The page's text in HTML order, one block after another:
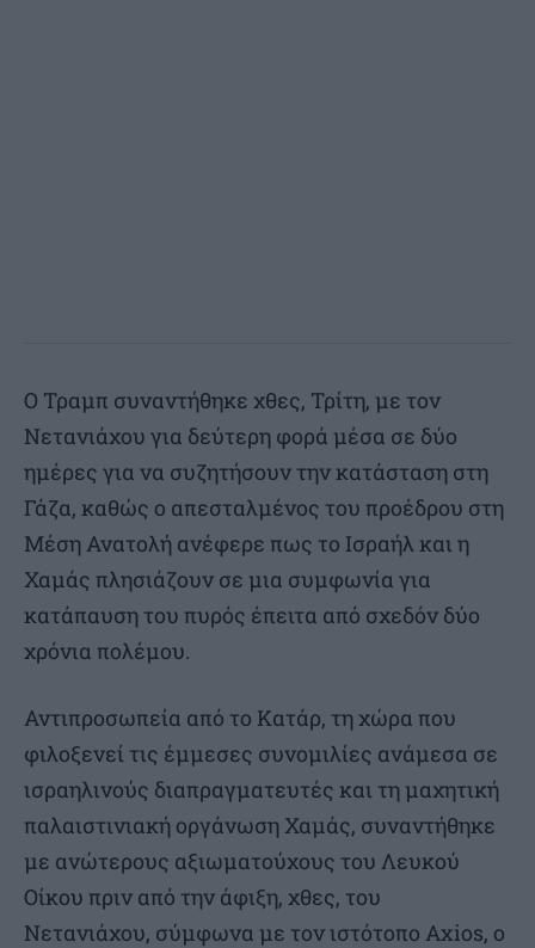
Ο Τραμπ συναντήθηκε χθες, Τρίτη, με τον
Νετανιάχου για δεύτερη φορά μέσα σε δύο
ημέρες για να συζητήσουν την κατάσταση στη
Γάζα, καθώς ο απεσταλμένος του προέδρου στη
Μέση Ανατολή ανέφερε πως το Ισραήλ και η
Χαμάς πλησιάζουν σε μια συμφωνία για
κατάπαυση του πυρός έπειτα από σχεδόν δύο
χρόνια πολέμου.
Αντιπροσωπεία από το Κατάρ, τη χώρα που
φιλοξενεί τις έμμεσες συνομιλίες ανάμεσα σε
ισραηλινούς διαπραγματευτές και τη μαχητική
παλαιστινιακή οργάνωση Χαμάς, συναντήθηκε
με ανώτερους αξιωματούχους του Λευκού
Οίκου πριν από την άφιξη, χθες, του
Νετανιάχου, σύμφωνα με τον ιστότοπο Axios, ο